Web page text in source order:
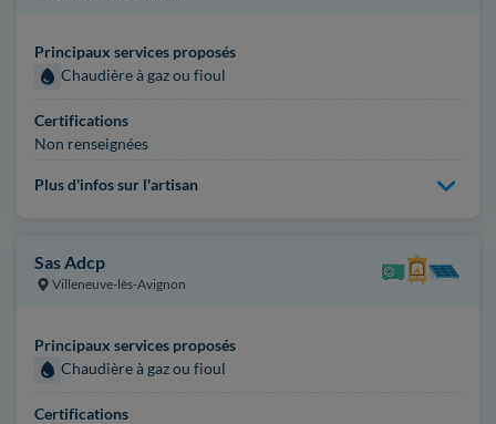
Principaux services proposés
Chaudière à gaz ou fioul
Certifications
Non renseignées
Plus d'infos sur l'artisan
Sas Adcp
Villeneuve-lès-Avignon
Principaux services proposés
Chaudière à gaz ou fioul
Certifications